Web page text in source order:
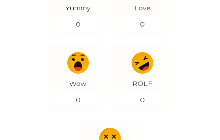
Yummy
0
Love
0
Wow
0
ROLF
0